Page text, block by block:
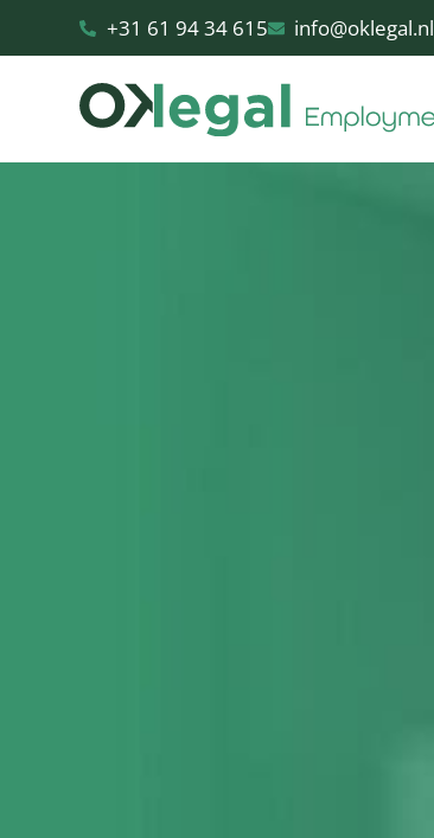
+31 61 94 34 615 info@oklegal.nl